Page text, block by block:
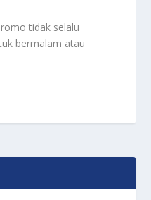
tidak selalu
bermalam atau